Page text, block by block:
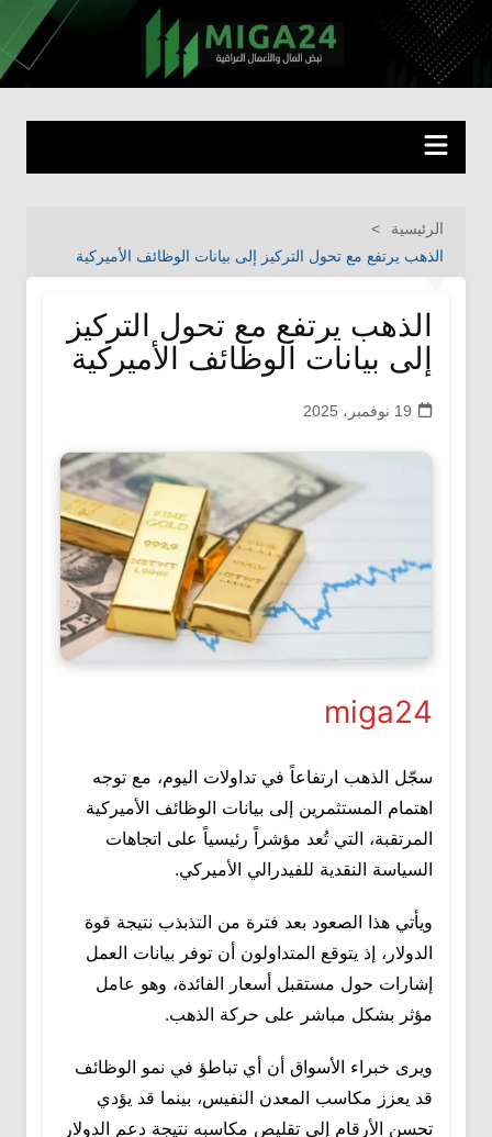
التجاوز
إلى
المحتوى
miga24.com نبض المال والأعمال العراقية
الرئيسية
الذهب يرتفع مع تحول التركيز إلى بيانات الوظائف الأميركية
الذهب يرتفع مع تحول التركيز
إلى بيانات الوظائف الأميركية
19 نوفمبر، 2025
miga24
سجّل الذهب ارتفاعاً في تداولات اليوم، مع توجه
اهتمام المستثمرين إلى بيانات الوظائف الأميركية
المرتقبة، التي تُعد مؤشراً رئيسياً على اتجاهات
السياسة النقدية للفيدرالي الأميركي.
ويأتي هذا الصعود بعد فترة من التذبذب نتيجة قوة
الدولار، إذ يتوقع المتداولون أن توفر بيانات العمل
إشارات حول مستقبل أسعار الفائدة، وهو عامل
مؤثر بشكل مباشر على حركة الذهب.
ويرى خبراء الأسواق أن أي تباطؤ في نمو الوظائف
قد يعزز مكاسب المعدن النفيس، بينما قد يؤدي
تحسن الأرقام إلى تقليص مكاسبه نتيجة دعم الدولار